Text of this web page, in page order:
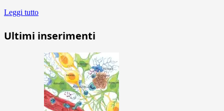
Leggi tutto
Ultimi inserimenti